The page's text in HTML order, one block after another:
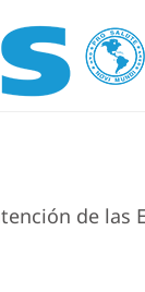
de las